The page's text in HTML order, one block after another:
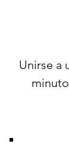
Unirse a